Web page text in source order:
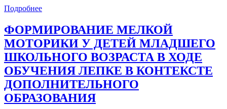
Подробнее
ФОРМИРОВАНИЕ МЕЛКОЙ
МОТОРИКИ У ДЕТЕЙ МЛАДШЕГО
ШКОЛЬНОГО ВОЗРАСТА В ХОДЕ
ОБУЧЕНИЯ ЛЕПКЕ В КОНТЕКСТЕ
ДОПОЛНИТЕЛЬНОГО
ОБРАЗОВАНИЯ